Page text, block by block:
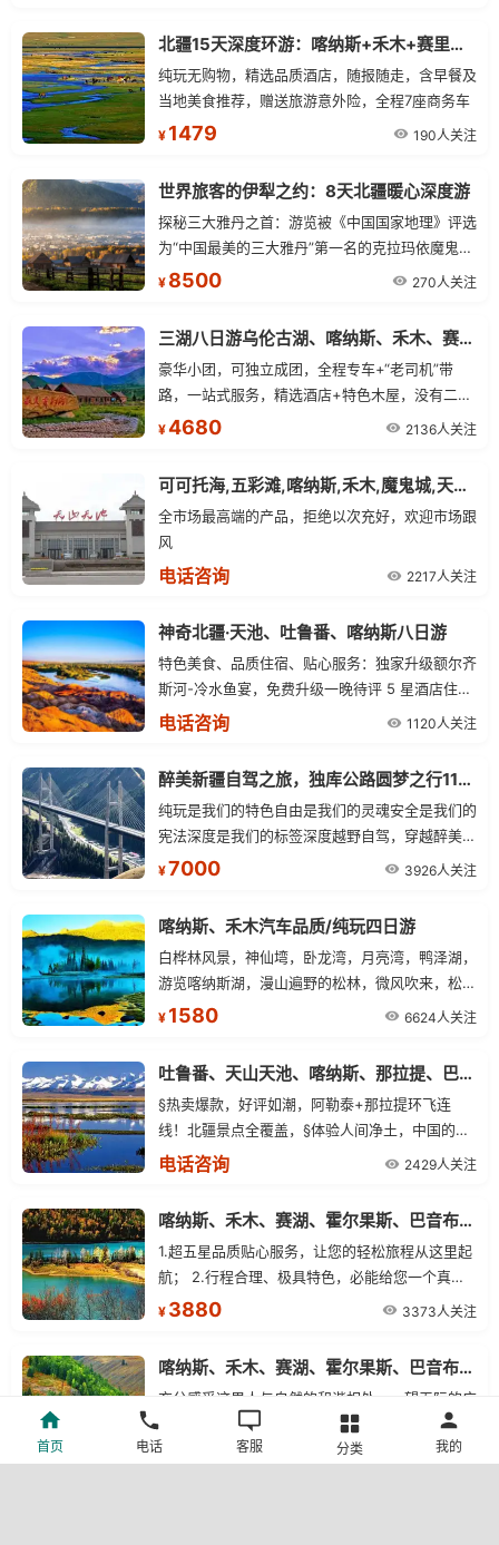
马匹佛里斯兰漫步，免费赠送航拍带剪辑视频。
探秘古道：自驾孟克特古道穿越乌孙西迁的历史长
廊，在秘境天路上与雪山、冰川、温泉深情相遇。
禾木旅拍：定格童话木屋时光，在“神的自留地”禾
的背景板。
北疆15天深度环游：喀纳斯+禾木+赛里木湖+那拉提草原全景之旅
纯玩无购物，精选品质酒店，随报随走，含早餐及
当地美食推荐，赠送旅游意外险，全程7座商务车
¥ 1479 190人关注
世界旅客的伊犁之约：8天北疆暖心深度游
探秘三大雅丹之首：游览被《中国国家地理》评选
为“中国最美的三大雅丹”第一名的克拉玛依魔鬼
城。 中国第一村：探访仅存的图瓦人最大村落
面，看湖水随天气变换迷人色彩。 天然博物馆：
深入可可托海，震撼于世界最大矿坑及额尔齐斯大
峡谷的鬼斧神工。 大西洋最后一滴眼泪：环游蔚
蓝清澈的赛里木湖，将雪山、草原与湖泊的绝景尽
¥ 8500 270人关注
三湖八日游乌伦古湖、喀纳斯、禾木、赛里木湖、那拉提草原、独库公路（小车拼车、纯玩无购物！）
豪华小团，可独立成团，全程专车+“老司机”带
路，一站式服务，精选酒店+特色木屋，没有二次
消费，还原您的是一个真正的旅行而不是观光。
¥4680 2136人关注
可可托海,五彩滩,喀纳斯,禾木,魔鬼城,天池,吐鲁番8日游
全市场最高端的产品，拒绝以次充好，欢迎市场跟
风
电话咨询 2217人关注
神奇北疆·天池、吐鲁番、喀纳斯八日游
特色美食、品质住宿、贴心服务：独家升级额尔齐
斯河-冷水鱼宴，免费升级一晚待评 5 星酒店住
宿，实力金牌导游带领讲解，每人每天一瓶矿泉
电话咨询 1120人关注
醉美新疆自驾之旅，独库公路圆梦之行11日行程
纯玩是我们的特色自由是我们的灵魂安全是我们的
宪法深度是我们的标签深度越野自驾，穿越醉美天
山独库公路，北疆大环线经典线路
¥7000 3926人关注
喀纳斯、禾木汽车品质/纯玩四日游
白桦林风景，神仙塆，卧龙湾，月亮湾，鸭泽湖，
游览喀纳斯湖，漫山遍野的松林，微风吹来，松涛
阵阵。
¥ 1580 6624人关注
吐鲁番、天山天池、喀纳斯、那拉提、巴音布鲁克9日疆内环飞阿勒泰进
§热卖爆款，好评如潮，阿勒泰+那拉提环飞连
线！北疆景点全覆盖，§体验人间净土，中国的北
欧风光喀纳斯湖景区§7晚三星标准酒店§赏薰衣
电话咨询 2429人关注
喀纳斯、禾木、赛湖、霍尔果斯、巴音布鲁克、那拉提双卧环线8日游
1.超五星品质贴心服务，让您的轻松旅程从这里起
航； 2.行程合理、极具特色，必能给您一个真正
的美妙假期； 3.专业+品质+服务，集团品质，值
¥ 3880 3373人关注
喀纳斯、禾木、赛湖、霍尔果斯、巴音布鲁克、那拉提双卧环线8日游
充分感受这里人与自然的和谐相处，一望无际的广
阔草原，欣赏到天山深处最美的轮廓。
2088人关注
首页 电话 客服 分类 我的